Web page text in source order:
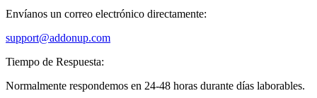
Envíanos un correo electrónico directamente:
support@addonup.com
Tiempo de Respuesta:
Normalmente respondemos en 24-48 horas durante días laborables.